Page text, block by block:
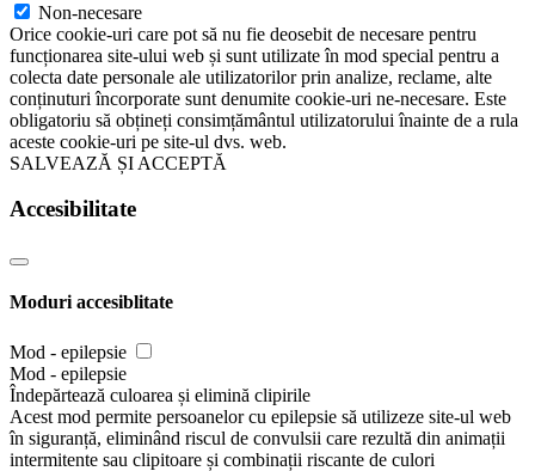
Non-necesare
Orice cookie-uri care pot să nu fie deosebit de necesare pentru
funcționarea site-ului web și sunt utilizate în mod special pentru a
colecta date personale ale utilizatorilor prin analize, reclame, alte
conținuturi încorporate sunt denumite cookie-uri ne-necesare. Este
obligatoriu să obțineți consimțământul utilizatorului înainte de a rula
aceste cookie-uri pe site-ul dvs. web.
SALVEAZĂ ȘI ACCEPTĂ
Accesibilitate
Moduri accesiblitate
Mod - epilepsie
Mod - epilepsie
Îndepărtează culoarea și elimină clipirile
Acest mod permite persoanelor cu epilepsie să utilizeze site-ul web
în siguranță, eliminând riscul de convulsii care rezultă din animații
intermitente sau clipitoare și combinații riscante de culori